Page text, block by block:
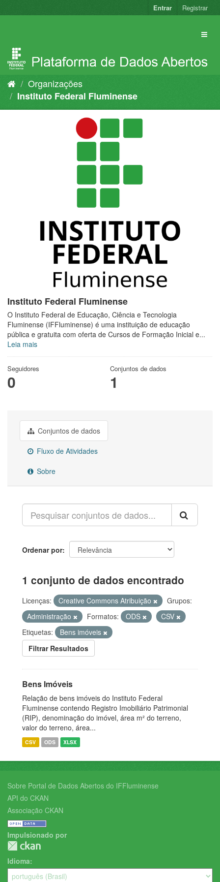
para
Entrar Registrar
Organizações
Instituto Federal Fluminense
Instituto Federal Fluminense
O Instituto Federal de Educação, Ciência e Tecnologia
Fluminense (IFFluminense) é uma instituição de educação
pública e gratuita com oferta de Cursos de Formação Inicial e...
Leia mais
Seguidores
0
Conjuntos de dados
1
Conjuntos de dados
Fluxo de Atividades
Sobre
Ordenar por
1 conjunto de dados encontrado
Licenças: Creative Commons Atribuição
Grupos:
Administração
Formatos: ODS
CSV
Etiquetas:
Bens imóveis
Filtrar Resultados
Bens Imóveis
Relação de bens imóveis do Instituto Federal
Fluminense contendo Registro Imobiliário Patrimonial
(RIP), denominação do imóvel, área m² do terreno,
valor do terreno, área...
CSV ODS XLSX
Sobre Portal de Dados Abertos do IFFluminense
API do CKAN
Associação CKAN
Impulsionado por
Idioma